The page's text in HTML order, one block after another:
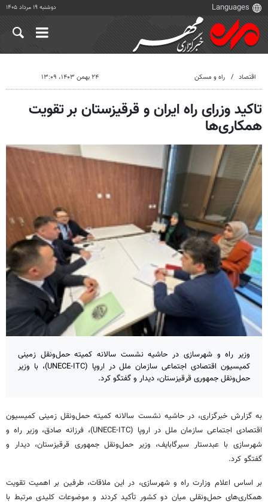
دوشنبه ۱۹ مرداد ۱۴۰۵
اقتصاد راه و مسکن ۲۴ بهمن ۱۴۰۳، ۱۳:۰۹
تاکید وزرای راه ایران و قرقیزستان بر تقویت
همکاری‌ها
وزیر راه و شهرسازی در حاشیه نشست سالانه کمیته حمل‌ونقل زمینی
کمیسیون اقتصادی اجتماعی سازمان ملل در اروپا (UNECE-ITC)، با وزیر
حمل‌ونقل جمهوری قرقیزستان، دیدار و گفتگو کرد.
به گزارش خبرگزاری، در حاشیه نشست سالانه کمیته حمل‌ونقل زمینی کمیسیون
اقتصادی اجتماعی سازمان ملل در اروپا (UNECE-ITC)، فرزانه صادق، وزیر راه و
شهرسازی با عبدستار سیرگابایف، وزیر حمل‌ونقل جمهوری قرقیزستان، دیدار و
گفتگو کرد.
بر اساس اعلام وزارت راه و شهرسازی، در این ملاقات، طرفین بر اهمیت تقویت
همکاری‌های حمل‌ونقلی میان دو کشور تأکید کردند و موضوعات کلیدی مرتبط با